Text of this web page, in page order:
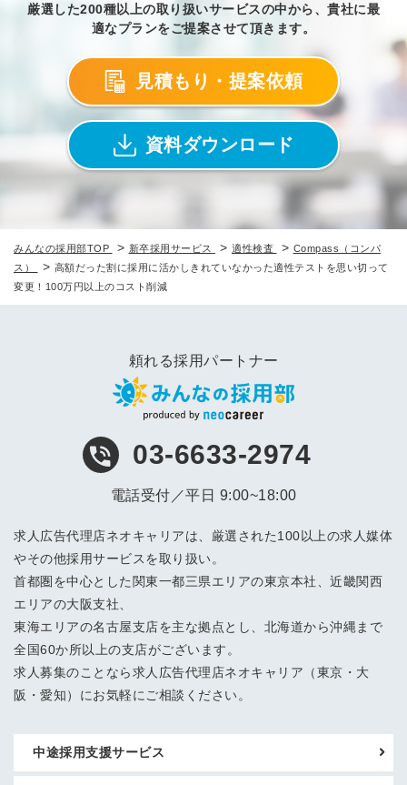
厳選した200種以上の取り扱いサービスの中から、貴社に最
適なプランをご提案させて頂きます。
見積もり・提案依頼
資料ダウンロード
みんなの採用部TOP > 新卒採用サービス > 適性検査 > Compass（コンパ
ス）
> 高額だった割に採用に活かしきれていなかった適性テストを思い切って
変更！100万円以上のコスト削減
頼れる採用パートナー
03-6633-2974
電話受付／平日 9:00~18:00
求人広告代理店ネオキャリアは、厳選された100以上の求人媒体
やその他採用サービスを取り扱い。
首都圏を中心とした関東一都三県エリアの東京本社、近畿関西
エリアの大阪支社、
東海エリアの名古屋支店を主な拠点とし、北海道から沖縄まで
全国60か所以上の支店がございます。
求人募集のことなら求人広告代理店ネオキャリア（東京・大
阪・愛知）にお気軽にご相談ください。
中途採用支援サービス